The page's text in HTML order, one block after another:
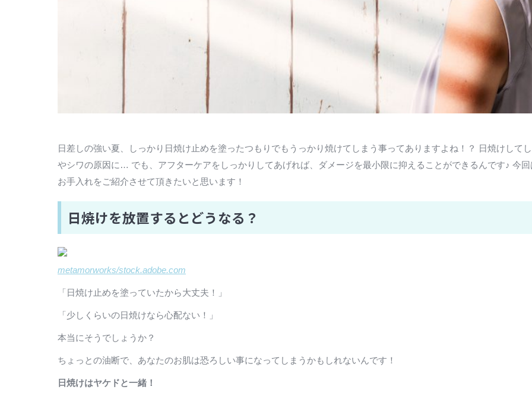
日差しの強い夏、しっかり日焼け止めを塗ったつもりでもうっかり焼けてしまう事ってありますよね！？ 日焼けして
やシワの原因に… でも、アフターケアをしっかりしてあげれば、ダメージを最小限に抑えることができるんです♪ 今
お手入れをご紹介させて頂きたいと思います！
日焼けを放置するとどうなる？
metamorworks/stock.adobe.com
「日焼け止めを塗っていたから大丈夫！」
「少しくらいの日焼けなら心配ない！」
本当にそうでしょうか？
ちょっとの油断で、あなたのお肌は恐ろしい事になってしまうかもしれないんです！
日焼けはヤケドと一緒！